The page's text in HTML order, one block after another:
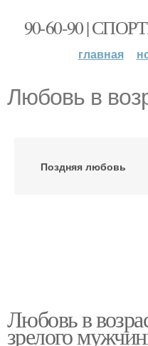
90-60-90 |
главная
Любовь в
Поздняя любовь
Любовь в
зрелого